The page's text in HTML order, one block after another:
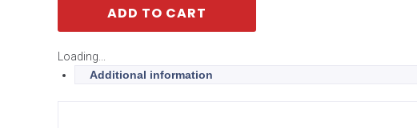
ADD TO CART
Loading...
Additional information